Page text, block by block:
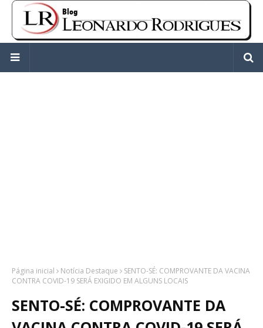
Página inicial Notícia Destaque
SENTO-SÉ: COMPROVANTE DA VACINA
CONTRA COVID-19 SERÁ EXIGIDO EM ALGUNS LOCAIS
SENTO-SÉ: COMPROVANTE DA